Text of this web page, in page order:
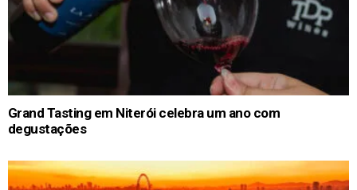
Grand Tasting em Niterói celebra um ano com
degustações